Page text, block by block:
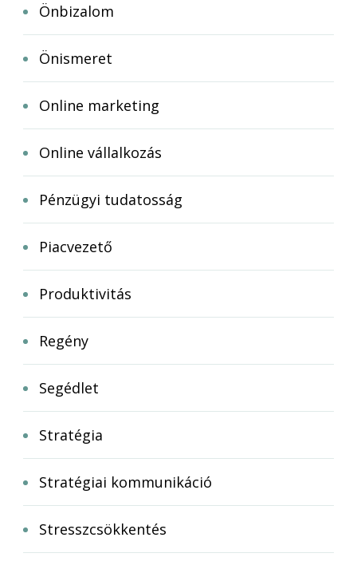
Önbizalom
Önismeret
Online marketing
Online vállalkozás
Pénzügyi tudatosság
Piacvezető
Produktivitás
Regény
Segédlet
Stratégia
Stratégiai kommunikáció
Stresszcsökkentés